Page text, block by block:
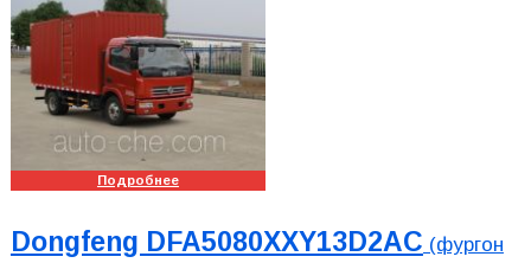
Подробнее
Dongfeng DFA5080XXY13D2AC (фургон